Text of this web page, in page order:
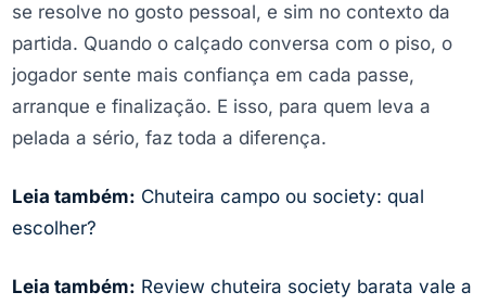
se resolve no gosto pessoal, e sim no contexto da
partida. Quando o calçado conversa com o piso, o
jogador sente mais confiança em cada passe,
arranque e finalização. E isso, para quem leva a
pelada a sério, faz toda a diferença.
Leia também: Chuteira campo ou society: qual
escolher?
Leia também: Review chuteira society barata vale a